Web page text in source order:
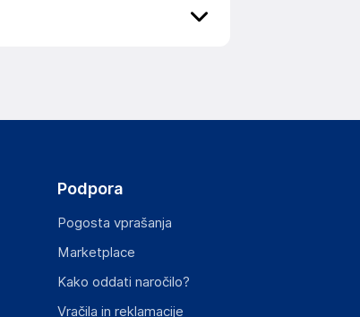
zahtevanimi predpisi.
Podpora
Pogosta vprašanja
Marketplace
Kako oddati naročilo?
Vračila in reklamacije